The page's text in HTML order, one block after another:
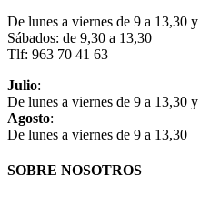
De lunes a viernes de 9 a 13,30
Sábados: de 9,30 a 13,30
Tlf: 963 70 41 63
Julio:
De lunes a viernes de 9 a 13,30
Agosto:
De lunes a viernes de 9 a 13,30
SOBRE NOSOTROS